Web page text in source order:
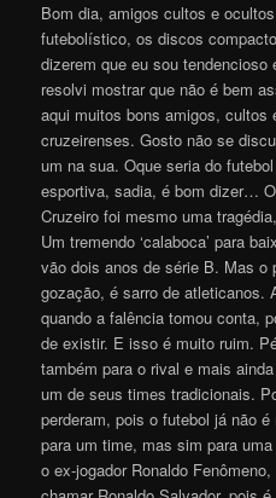
Bom dia, amigos cultos e
futebolístico, os discos
dizerem que eu sou
resolvi mostrar que não é bem
aqui muitos bons amigos,
cruzeirenses. Gosto não se
um na sua. Oque seria do
esportiva, sadia, é bom dizer…
Cruzeiro foi mesmo uma
Um tremendo ‘calaboca’ para
vão dois anos de série B. Mas o
gozação, é sarro de atleticanos.
quando a falência tomou conta,
de existir. E isso é muito ruim.
também para o rival e mais
um de seus times tradicionais.
perderam, pois o futebol já não
para um time, mas sim para
o ex-jogador Ronaldo